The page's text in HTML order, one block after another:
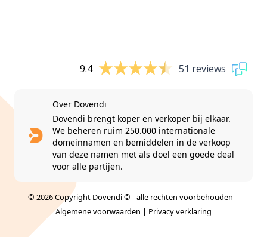
9.4 51 reviews
Over Dovendi
Dovendi brengt koper en verkoper bij elkaar.
We beheren ruim 250.000 internationale
domeinnamen en bemiddelen in de verkoop
van deze namen met als doel een goede deal
voor alle partijen.
© 2026 Copyright Dovendi © - alle rechten voorbehouden |
Algemene voorwaarden | Privacy verklaring